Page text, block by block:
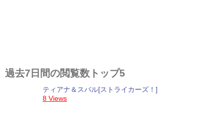
過去7日間の閲覧数トップ5
ティアナ＆スバル[ストライカーズ！]
8 Views